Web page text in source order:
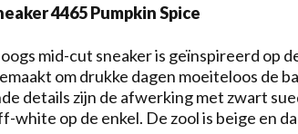
4465 Pumpkin Spice
mid-cut sneaker is geïnspireerd op
om drukke dagen moeiteloos de
details zijn de afwerking met zwart
white op de enkel. De zool is beige en